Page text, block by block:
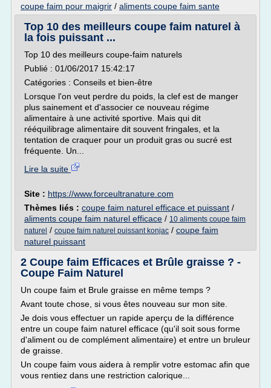
coupe faim pour maigrir / aliments coupe faim sante
Top 10 des meilleurs coupe faim naturel à
la fois puissant ...
Top 10 des meilleurs coupe-faim naturels
Publié : 01/06/2017 15:42:17
Catégories : Conseils et bien-être
Lorsque l'on veut perdre du poids, la clef est de manger
plus sainement et d'associer ce nouveau régime
alimentaire à une activité sportive. Mais qui dit
rééquilibrage alimentaire dit souvent fringales, et la
tentation de craquer pour un produit gras ou sucré est
fréquente. Un...
Lire la suite
Site : https://www.forceultranature.com
Thèmes liés : coupe faim naturel efficace et puissant /
aliments coupe faim naturel efficace / 10 aliments coupe faim
naturel / coupe faim naturel puissant konjac / coupe faim
naturel puissant
2 Coupe faim Efficaces et Brûle graisse ? -
Coupe Faim Naturel
Un coupe faim et Brule graisse en même temps ?
Avant toute chose, si vous êtes nouveau sur mon site.
Je dois vous effectuer un rapide aperçu de la différence
entre un coupe faim naturel efficace (qu'il soit sous forme
d'aliment ou de complément alimentaire) et entre un bruleur
de graisse.
Un coupe faim vous aidera à remplir votre estomac afin que
vous rentiez dans une restriction calorique...